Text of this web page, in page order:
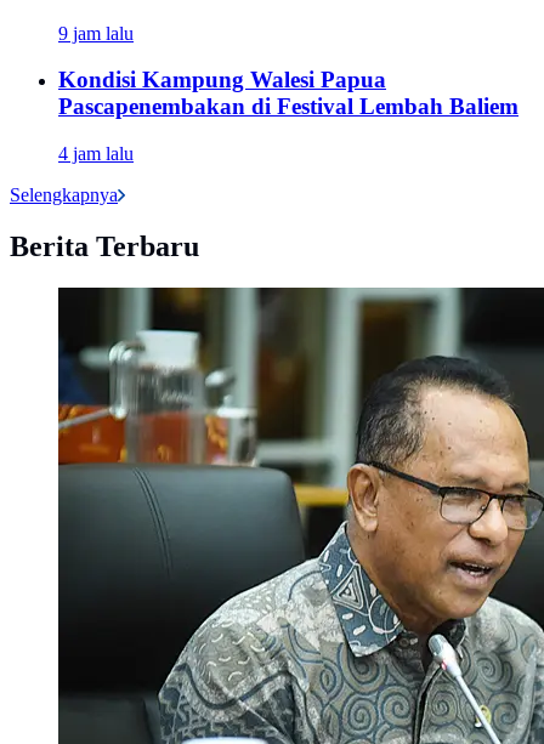
9 jam lalu
Kondisi Kampung Walesi Papua
Pascapenembakan di Festival Lembah Baliem
4 jam lalu
Selengkapnya
Berita Terbaru